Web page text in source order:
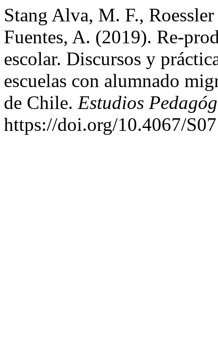
Stang Alva, M. F.,
Fuentes, A. (2019). Re-
escolar. Discursos y
escuelas con alumnado
de Chile. Estudios
https://doi.org/10.4067/